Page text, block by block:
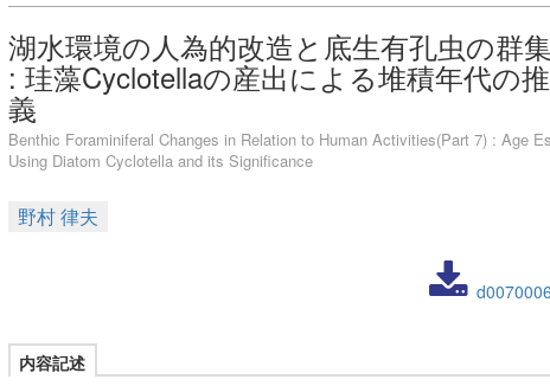
湖水環境の人為的改造と底生有孔虫の群
: 珪藻Cyclotellaの産出による堆積年代の
義
Benthic Foraminiferal Changes in Relation to Human Activities(Part 7) : Age
Using Diatom Cyclotella and its Significance
野村 律夫
内容記述